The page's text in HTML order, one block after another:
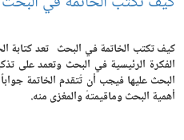
كيف تكتب الخاتمة في البحث تعد كتابة
الفكرة الرئيسية في البحث وتعمد على
البحث عليها فيجب أن تُتقدم الخاتمة
أهمية البحث وماقيمتهُ والمغزى منه.